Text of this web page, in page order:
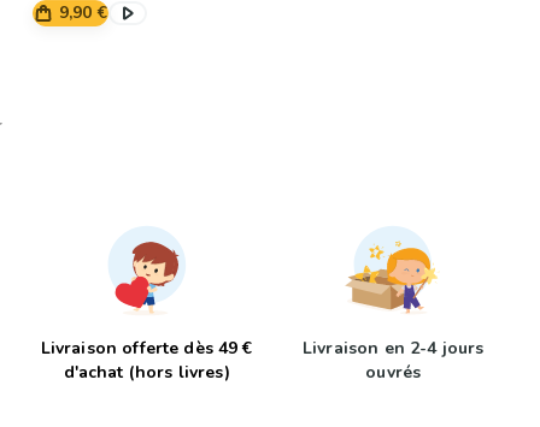
9,90 €
Livraison offerte dès 49 €
d'achat (hors livres)
Livraison en 2-4 jours
ouvrés